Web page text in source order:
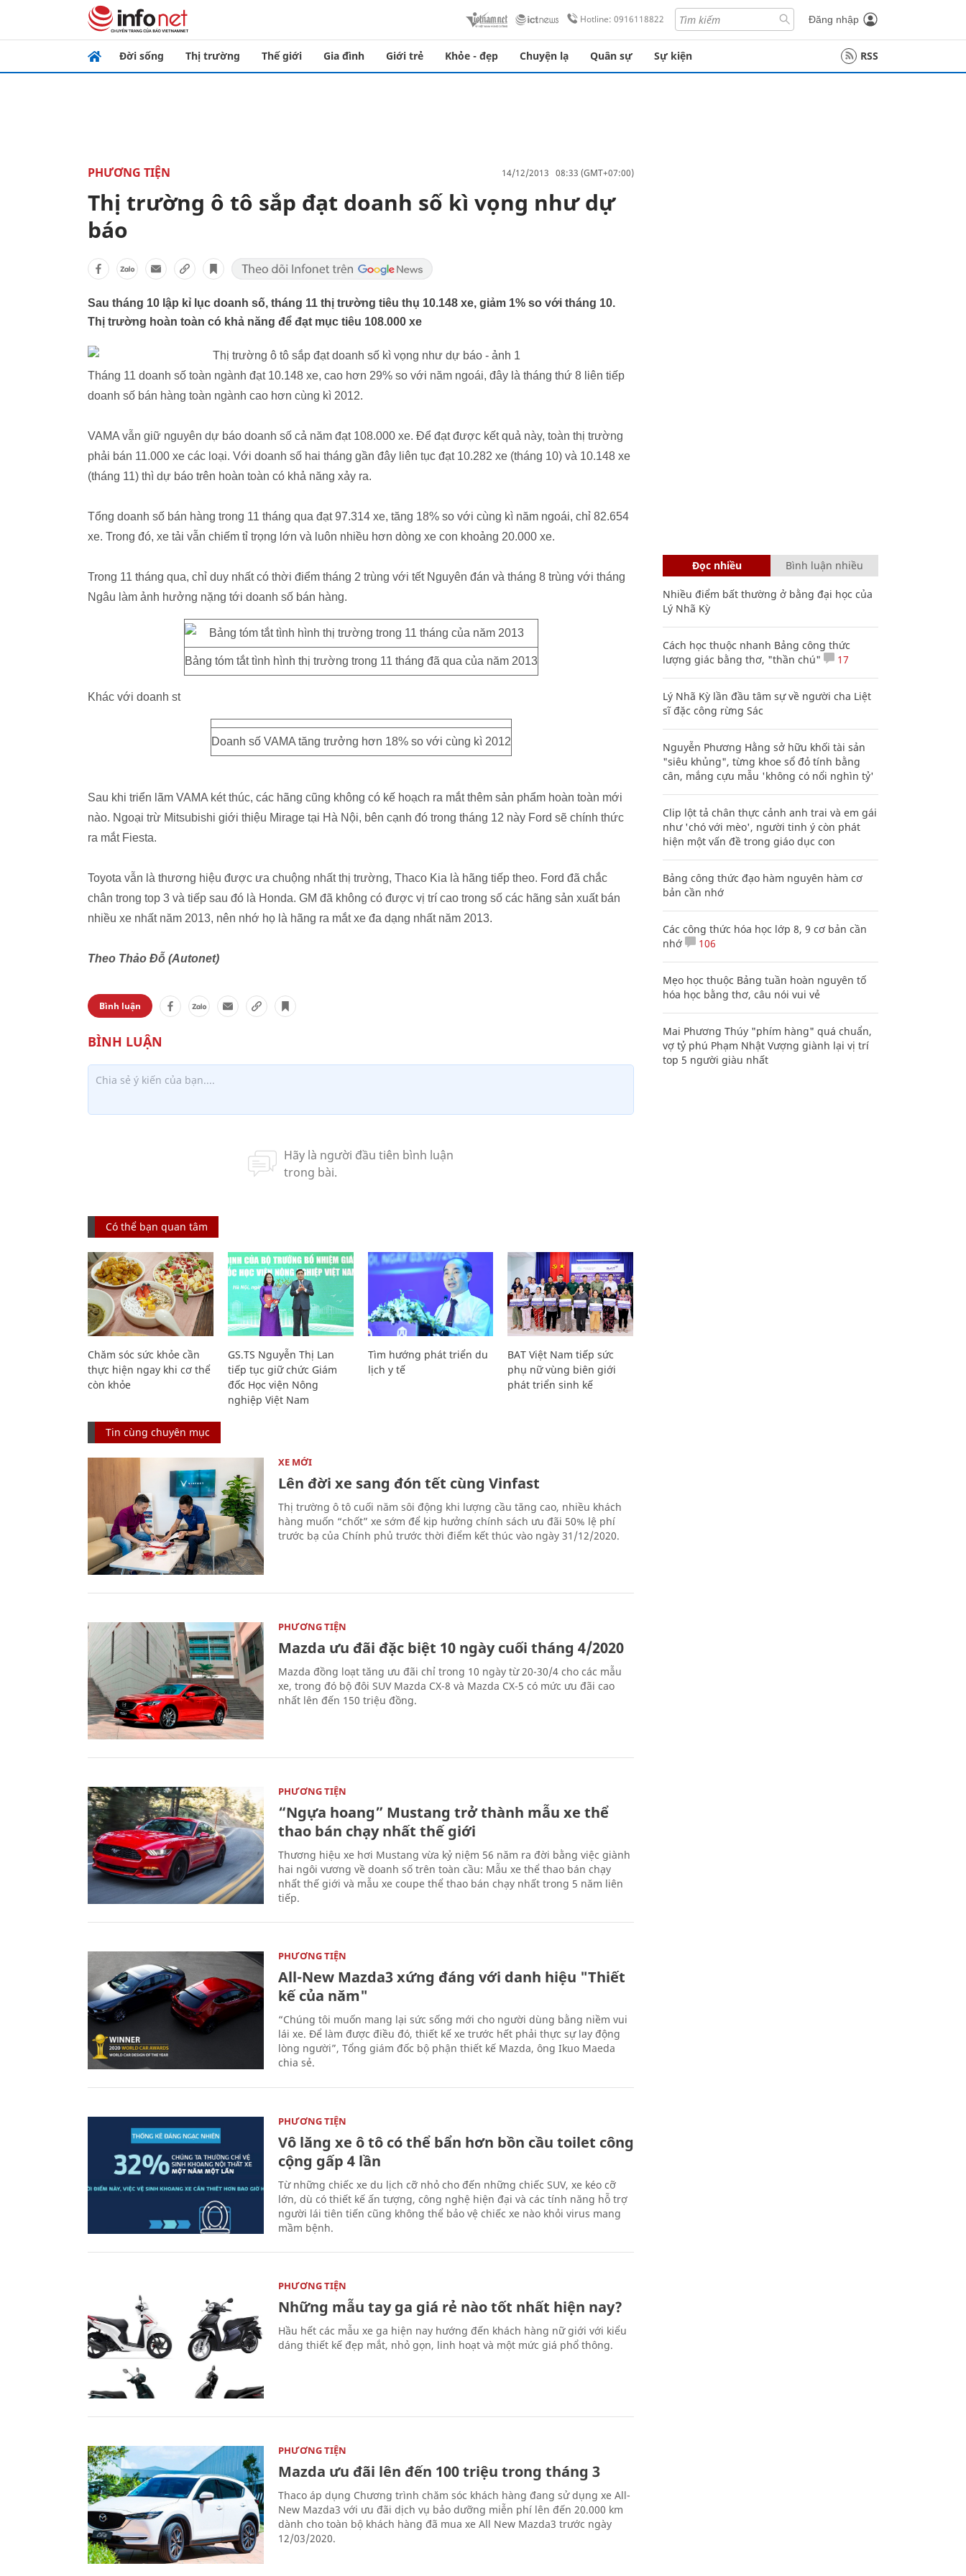
Hotline: 0916118822 Đăng nhập
Đời sống Thị trường Thế giới Gia đình Giới trẻ Khỏe - đẹp Chuyện lạ Quân sự Sự kiện RSS
PHƯƠNG TIỆN 14/12/2013 08:33 (GMT+07:00)
Thị trường ô tô sắp đạt doanh số kì vọng như dự
báo
Sau tháng 10 lập kỉ lục doanh số, tháng 11 thị trường tiêu thụ 10.148 xe, giảm 1% so với tháng 10.
Thị trường hoàn toàn có khả năng để đạt mục tiêu 108.000 xe
Tháng 11 doanh số toàn ngành đạt 10.148 xe, cao hơn 29% so với năm ngoái, đây là tháng thứ 8 liên tiếp
doanh số bán hàng toàn ngành cao hơn cùng kì 2012.
VAMA vẫn giữ nguyên dự báo doanh số cả năm đạt 108.000 xe. Để đạt được kết quả này, toàn thị trường
phải bán 11.000 xe các loại. Với doanh số hai tháng gần đây liên tục đạt 10.282 xe (tháng 10) và 10.148 xe
(tháng 11) thì dự báo trên hoàn toàn có khả năng xảy ra.
Tổng doanh số bán hàng trong 11 tháng qua đạt 97.314 xe, tăng 18% so với cùng kì năm ngoái, chỉ 82.654
xe. Trong đó, xe tải vẫn chiếm tỉ trọng lớn và luôn nhiều hơn dòng xe con khoảng 20.000 xe.
Trong 11 tháng qua, chỉ duy nhất có thời điểm tháng 2 trùng với tết Nguyên đán và tháng 8 trùng với tháng
Ngâu làm ảnh hưởng nặng tới doanh số bán hàng.
Bảng tóm tắt tình hình thị trường trong 11 tháng đã qua của năm 2013
Khác với doanh st
Doanh số VAMA tăng trưởng hơn 18% so với cùng kì 2012
Sau khi triển lãm VAMA két thúc, các hãng cũng không có kế hoạch ra mắt thêm sản phẩm hoàn toàn mới
nào. Ngoại trừ Mitsubishi giới thiệu Mirage tại Hà Nội, bên cạnh đó trong tháng 12 này Ford sẽ chính thức
ra mắt Fiesta.
Toyota vẫn là thương hiệu được ưa chuộng nhất thị trường, Thaco Kia là hãng tiếp theo. Ford đã chắc
chân trong top 3 và tiếp sau đó là Honda. GM đã không có được vị trí cao trong số các hãng sản xuất bán
nhiều xe nhất năm 2013, nên nhớ họ là hãng ra mắt xe đa dạng nhất năm 2013.
Theo Thảo Đỗ (Autonet)
Bình luận
Có thể bạn quan tâm
Chăm sóc sức khỏe cần
thực hiện ngay khi cơ thể
còn khỏe
GS.TS Nguyễn Thị Lan
tiếp tục giữ chức Giám
đốc Học viện Nông
nghiệp Việt Nam
Tìm hướng phát triển du
lịch y tế
BAT Việt Nam tiếp sức
phụ nữ vùng biên giới
phát triển sinh kế
Tin cùng chuyên mục
XE MỚI
Lên đời xe sang đón tết cùng Vinfast
Thị trường ô tô cuối năm sôi động khi lượng cầu tăng cao, nhiều khách
hàng muốn “chốt” xe sớm để kịp hưởng chính sách ưu đãi 50% lệ phí
trước bạ của Chính phủ trước thời điểm kết thúc vào ngày 31/12/2020.
PHƯƠNG TIỆN
Mazda ưu đãi đặc biệt 10 ngày cuối tháng 4/2020
Mazda đồng loạt tăng ưu đãi chỉ trong 10 ngày từ 20-30/4 cho các mẫu
xe, trong đó bộ đôi SUV Mazda CX-8 và Mazda CX-5 có mức ưu đãi cao
nhất lên đến 150 triệu đồng.
PHƯƠNG TIỆN
“Ngựa hoang” Mustang trở thành mẫu xe thể
thao bán chạy nhất thế giới
Thương hiệu xe hơi Mustang vừa kỷ niệm 56 năm ra đời bằng việc giành
hai ngôi vương về doanh số trên toàn cầu: Mẫu xe thể thao bán chạy
nhất thế giới và mẫu xe coupe thể thao bán chạy nhất trong 5 năm liên
tiếp.
PHƯƠNG TIỆN
All-New Mazda3 xứng đáng với danh hiệu "Thiết
kế của năm"
“Chúng tôi muốn mang lại sức sống mới cho người dùng bằng niềm vui
lái xe. Để làm được điều đó, thiết kế xe trước hết phải thực sự lay động
lòng người”, Tổng giám đốc bộ phận thiết kế Mazda, ông Ikuo Maeda
chia sẻ.
PHƯƠNG TIỆN
Vô lăng xe ô tô có thể bẩn hơn bồn cầu toilet công
cộng gấp 4 lần
Từ những chiếc xe du lịch cỡ nhỏ cho đến những chiếc SUV, xe kéo cỡ
lớn, dù có thiết kế ấn tượng, công nghệ hiện đại và các tính năng hỗ trợ
người lái tiên tiến cũng không thể bảo vệ chiếc xe nào khỏi virus mang
mầm bệnh.
PHƯƠNG TIỆN
Những mẫu tay ga giá rẻ nào tốt nhất hiện nay?
Hầu hết các mẫu xe ga hiện nay hướng đến khách hàng nữ giới với kiểu
dáng thiết kế đẹp mắt, nhỏ gọn, linh hoạt và một mức giá phổ thông.
PHƯƠNG TIỆN
Mazda ưu đãi lên đến 100 triệu trong tháng 3
Thaco áp dụng Chương trình chăm sóc khách hàng đang sử dụng xe All-
New Mazda3 với ưu đãi dịch vụ bảo dưỡng miễn phí lên đến 20.000 km
dành cho toàn bộ khách hàng đã mua xe All New Mazda3 trước ngày
12/03/2020.
Đọc nhiều Bình luận nhiều
Nhiều điểm bất thường ở bằng đại học của
Lý Nhã Kỳ
Cách học thuộc nhanh Bảng công thức
lượng giác bằng thơ, "thần chú"
17
Lý Nhã Kỳ lần đầu tâm sự về người cha Liệt
sĩ đặc công rừng Sác
Nguyễn Phương Hằng sở hữu khối tài sản
"siêu khủng", từng khoe sổ đỏ tính bằng
cân, mắng cựu mẫu 'không có nổi nghìn tỷ'
Clip lột tả chân thực cảnh anh trai và em gái
như 'chó với mèo', người tinh ý còn phát
hiện một vấn đề trong giáo dục con
Bảng công thức đạo hàm nguyên hàm cơ
bản cần nhớ
Các công thức hóa học lớp 8, 9 cơ bản cần
nhớ
106
Mẹo học thuộc Bảng tuần hoàn nguyên tố
hóa học bằng thơ, câu nói vui vẻ
Mai Phương Thúy "phím hàng" quá chuẩn,
vợ tỷ phú Phạm Nhật Vượng giành lại vị trí
top 5 người giàu nhất